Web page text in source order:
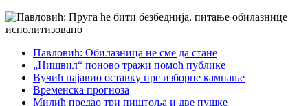
Павловић: Обилазница не сме да стане
„Нишвил“ поново тражи помоћ публике
Вучић најавио оставку пре изборне кампање
Временска прогноза
Милић предао три пиштоља и две пушке